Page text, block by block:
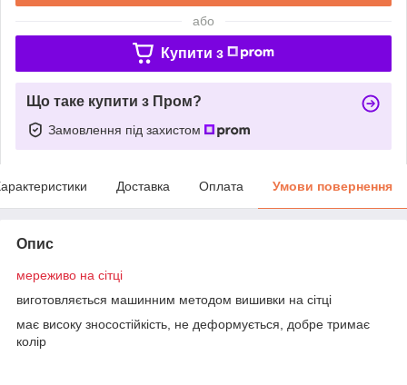
або
Купити з
Що таке купити з Пром?
Замовлення під захистом
Доставка Оплата Умови повернення
Опис
мереживо на сітці
виготовляється машинним методом вишивки на сітці
має високу зносостійкість, не деформується, добре тримає
колір